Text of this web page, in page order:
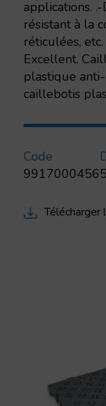
applications.
résistant à la
réticulées,
Excellent.
plastique
caillebotis
Code
9917000456
Télécharger